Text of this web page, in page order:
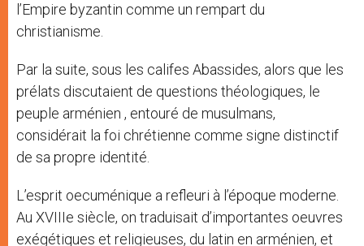
l’Empire byzantin comme un rempart du
christianisme.
Par la suite, sous les califes Abassides, alors que les
prélats discutaient de questions théologiques, le
peuple arménien , entouré de musulmans,
considérait la foi chrétienne comme signe distinctif
de sa propre identité.
L’esprit oecuménique a refleuri à l’époque moderne.
Au XVIIIe siècle, on traduisait d’importantes oeuvres
exégétiques et religieuses, du latin en arménien, et